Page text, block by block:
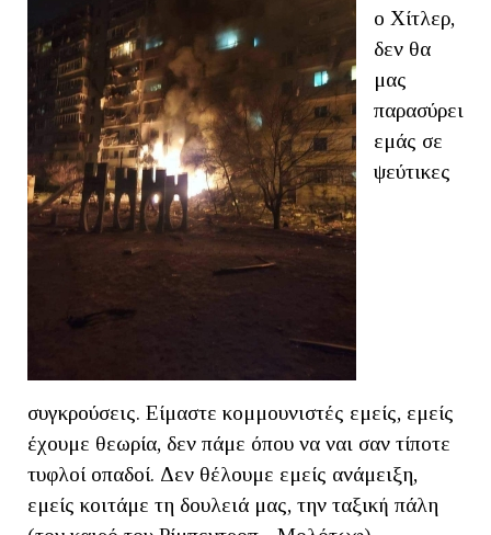
ο Χίτλερ,
δεν θα
μας
παρασύρει
εμάς σε
ψεύτικες
συγκρούσεις. Είμαστε κομμουνιστές εμείς, εμείς
έχουμε θεωρία, δεν πάμε όπου να ναι σαν τίποτε
τυφλοί οπαδοί. Δεν θέλουμε εμείς ανάμειξη,
εμείς κοιτάμε τη δουλειά μας, την ταξική πάλη